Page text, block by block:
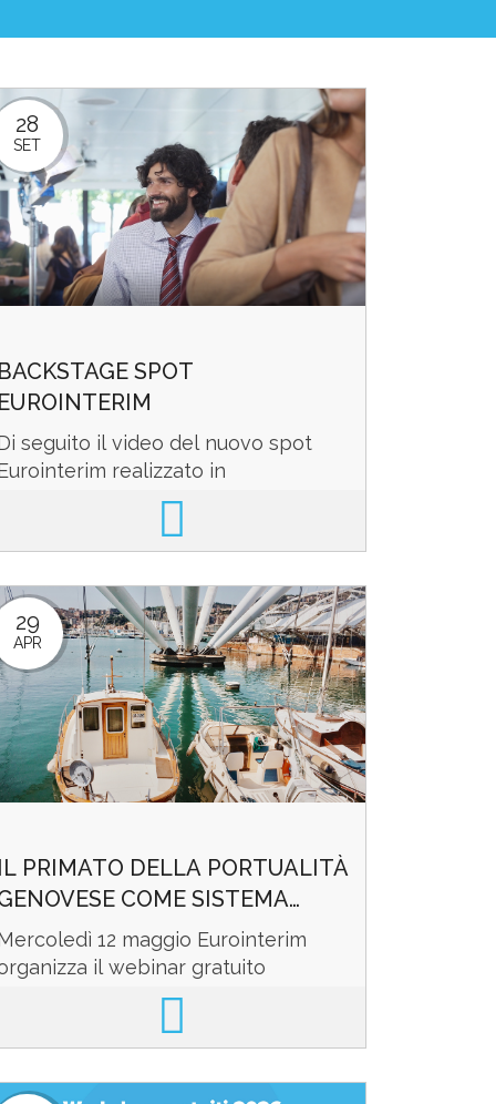
28
SET
BACKSTAGE SPOT
EUROINTERIM
seguito il video del nuovo spot
realizzato in
29
APR
IL PRIMATO DELLA PORTUALITÀ
COME SISTEMA
12 maggio Eurointerim
il webinar gratuito
dedicato alle Aziende “Il primato
virtuoso”. L’...